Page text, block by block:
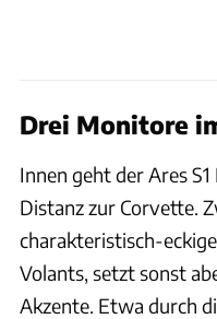
Drei Monitore
Innen geht der Ares
Distanz zur Corvette.
charakteristisch-
Volants, setzt sonst
Akzente. Etwa durch